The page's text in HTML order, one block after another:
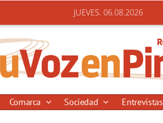
JUEVES. 06.08.2026
Comarca Sociedad Entrevistas